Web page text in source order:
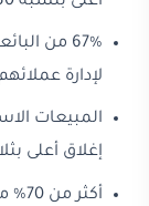
لإدارة
إغلاق أعلى